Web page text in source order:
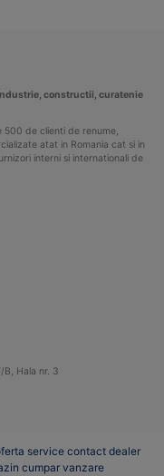
constructii, curatenie
500 de clienti de renume,
atat in Romania cat si in
interni si internationali de
B, Hala nr. 3